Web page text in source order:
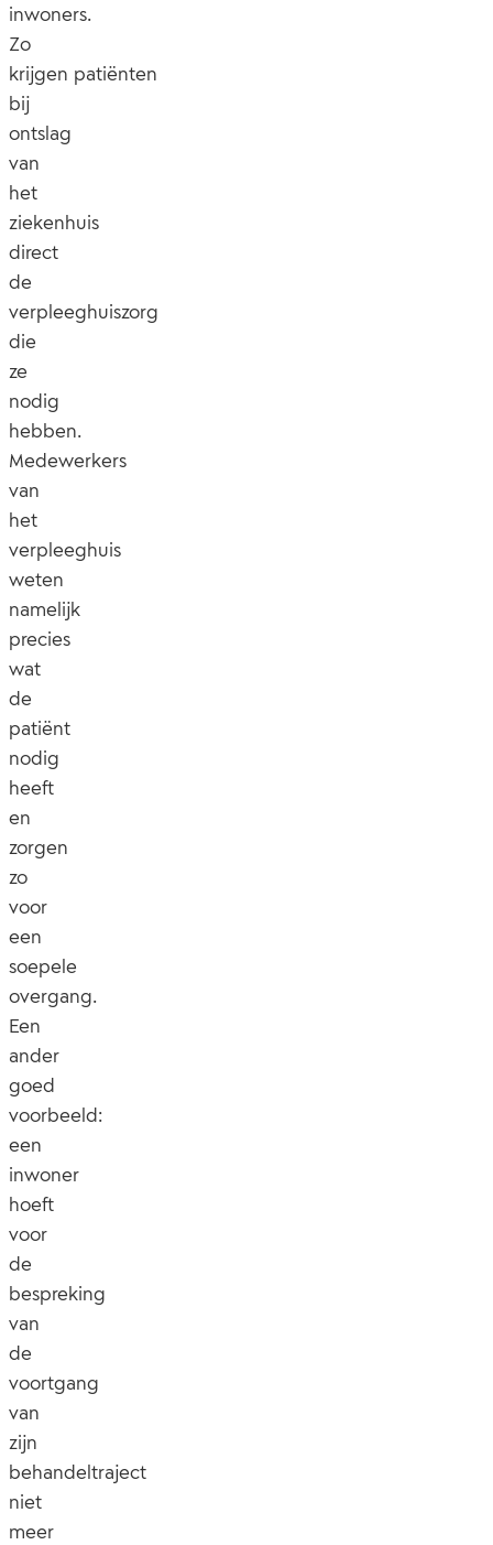
inwoners.
Zo
krijgen patiënten
bij
ontslag
van
het
ziekenhuis
direct
de
verpleeghuiszorg
die
ze
nodig
hebben.
Medewerkers
van
het
verpleeghuis
weten
namelijk
precies
wat
de
patiënt
nodig
heeft
en
zorgen
zo
voor
een
soepele
overgang.
Een
ander
goed
voorbeeld:
een
inwoner
hoeft
voor
de
bespreking
van
de
voortgang
van
zijn
behandeltraject
niet
meer